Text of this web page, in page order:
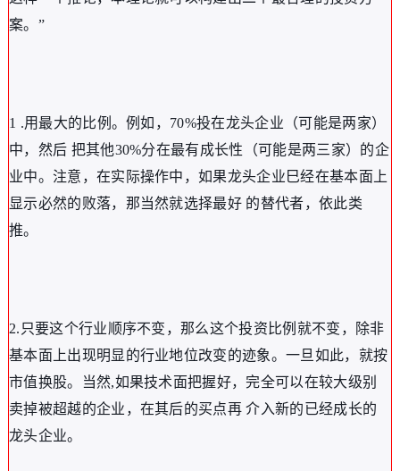
案。”
1 .用最大的比例。例如，70%投在龙头企业（可能是两家）
中，然后 把其他30%分在最有成长性（可能是两三家）的企
业中。注意，在实际操作中，如果龙头企业巳经在基本面上
显示必然的败落，那当然就选择最好 的替代者，依此类
推。
2.只要这个行业顺序不变，那么这个投资比例就不变，除非
基本面上出现明显的行业地位改变的迹象。一旦如此，就按
市值换股。当然,如果技术面把握好，完全可以在较大级别
卖掉被超越的企业，在其后的买点再 介入新的已经成长的
龙头企业。